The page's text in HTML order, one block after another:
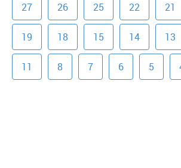
27 26 25 22 21
19 18 15 14 13
11 8 7 6 5